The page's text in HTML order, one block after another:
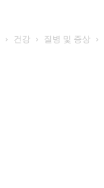
건강 질병 및 증상